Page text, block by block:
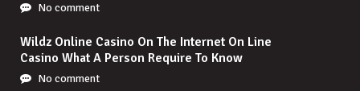
No comment
Wildz Online Casino On The Internet On Line
Casino What A Person Require To Know
No comment